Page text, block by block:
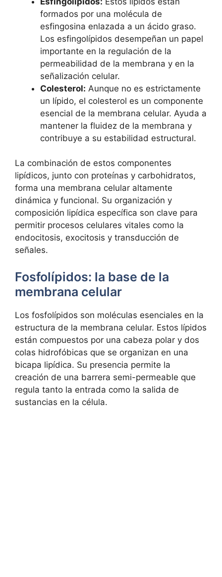
formados por ⁤una‍ molécula⁣ de
esfingosina enlazada a un ácido graso.
Los⁢ esfingolípidos‌ desempeñan un papel
importante⁤ en ⁣la ‍regulación de la
permeabilidad de la membrana y en la
señalización ⁤celular.
Colesterol: ⁢Aunque no es ​estrictamente⁤
un lípido, ‌el colesterol⁣ es ‌un componente
esencial de la ‍membrana celular. Ayuda ⁤a
mantener la​ fluidez de la membrana y
contribuye⁣ a su estabilidad estructural.
La combinación de estos‍ componentes
lipídicos,⁣ junto con‍ proteínas⁤ y carbohidratos,
forma una membrana celular altamente
dinámica y funcional. Su organización y
composición lipídica específica son clave para
permitir procesos celulares vitales como la⁢
endocitosis, ​exocitosis y transducción ⁤de
señales.
Fosfolípidos:‌ la​ base de ‌la
⁤membrana celular
Los fosfolípidos son moléculas esenciales en la
estructura de la membrana celular. ⁤Estos ⁤lípidos
‌están compuestos‌ por una cabeza⁣ polar y ⁤dos
colas ​hidrofóbicas que se organizan ⁢en una
‍bicapa lipídica. Su presencia permite la
creación de⁤ una barrera⁣ semi-permeable⁢ que
‌regula tanto la entrada ⁤como la salida de
sustancias en la célula.